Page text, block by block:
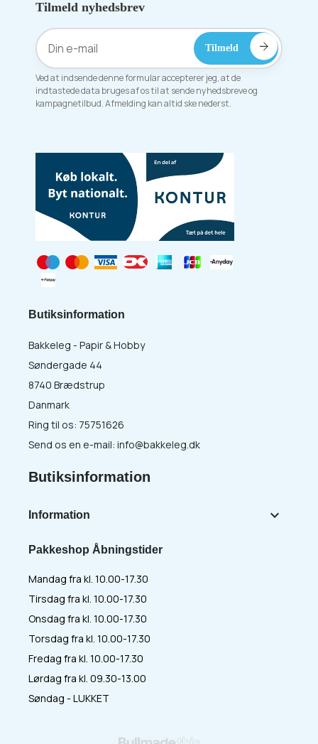
Tilmeld nyhedsbrev
Ved at indsende denne formular accepterer jeg, at de
indtastede data bruges af os til at sende nyhedsbreve og
kampagnetilbud. Afmelding kan altid ske nederst.
Pakkeshop Åbningstider
Mandag fra kl. 10.00-17.30
Tirsdag fra kl. 10.00-17.30
Onsdag fra kl. 10.00-17.30
Torsdag fra kl. 10.00-17.30
Fredag fra kl. 10.00-17.30
Lørdag fra kl. 09.30-13.00
Søndag - LUKKET
Butiksinformation
Bakkeleg - Papir & Hobby
Søndergade 44
8740 Brædstrup
Danmark
Ring til os: 75751626
Send os en e-mail: info@bakkeleg.dk
Butiksinformation
Information 